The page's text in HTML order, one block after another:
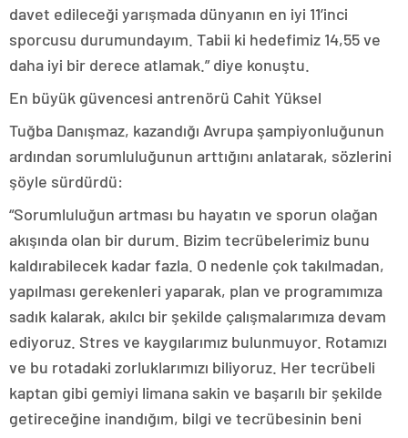
davet edileceği yarışmada dünyanın en iyi 11’inci
sporcusu durumundayım. Tabii ki hedefimiz 14,55 ve
daha iyi bir derece atlamak.” diye konuştu.
En büyük güvencesi antrenörü Cahit Yüksel
Tuğba Danışmaz, kazandığı Avrupa şampiyonluğunun
ardından sorumluluğunun arttığını anlatarak, sözlerini
şöyle sürdürdü:
“Sorumluluğun artması bu hayatın ve sporun olağan
akışında olan bir durum. Bizim tecrübelerimiz bunu
kaldırabilecek kadar fazla. O nedenle çok takılmadan,
yapılması gerekenleri yaparak, plan ve programımıza
sadık kalarak, akılcı bir şekilde çalışmalarımıza devam
ediyoruz. Stres ve kaygılarımız bulunmuyor. Rotamızı
ve bu rotadaki zorluklarımızı biliyoruz. Her tecrübeli
kaptan gibi gemiyi limana sakin ve başarılı bir şekilde
getireceğine inandığım, bilgi ve tecrübesinin beni